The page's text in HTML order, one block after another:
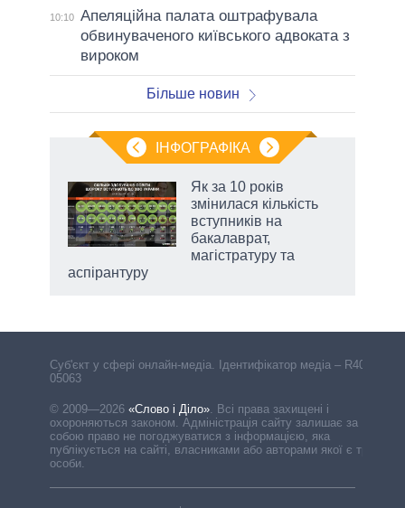
10:10 Апеляційна палата оштрафувала
обвинуваченого київського адвоката з
вироком
Більше новин
ІНФОГРАФІКА
Як за 10 років
змінилася кількість
вступників на
бакалаврат,
магістратуру та
аспірантуру
Cуб'єкт у сфері онлайн-медіа. Ідентифікатор медіа – R40-
05063
© 2009—2026 «Слово і Діло». Всі права захищені і
охороняються законом. Адміністрація сайту залишає за
собою право не погоджуватися з інформацією, яка
публікується на сайті, власниками або авторами якої є треті
особи.